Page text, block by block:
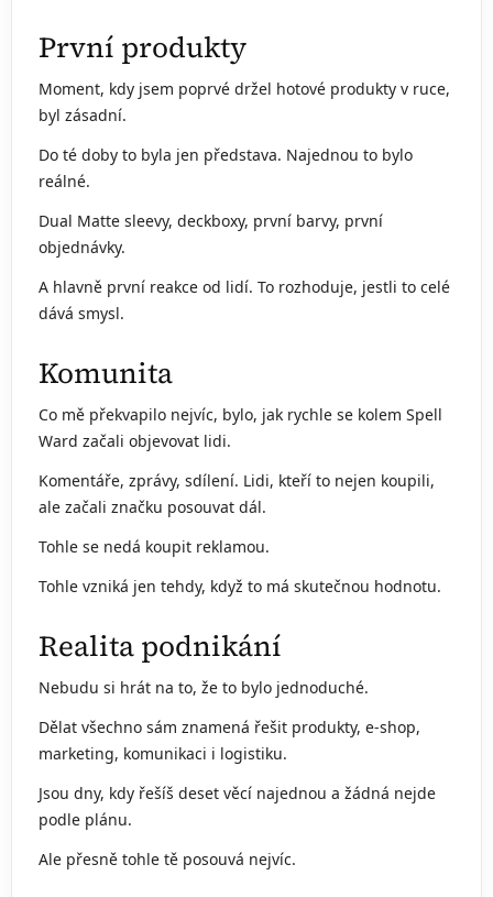
První produkty
Moment, kdy jsem poprvé držel hotové produkty v ruce,
byl zásadní.
Do té doby to byla jen představa. Najednou to bylo
reálné.
Dual Matte sleevy, deckboxy, první barvy, první
objednávky.
A hlavně první reakce od lidí. To rozhoduje, jestli to celé
dává smysl.
Komunita
Co mě překvapilo nejvíc, bylo, jak rychle se kolem Spell
Ward začali objevovat lidi.
Komentáře, zprávy, sdílení. Lidi, kteří to nejen koupili,
ale začali značku posouvat dál.
Tohle se nedá koupit reklamou.
Tohle vzniká jen tehdy, když to má skutečnou hodnotu.
Realita podnikání
Nebudu si hrát na to, že to bylo jednoduché.
Dělat všechno sám znamená řešit produkty, e-shop,
marketing, komunikaci i logistiku.
Jsou dny, kdy řešíš deset věcí najednou a žádná nejde
podle plánu.
Ale přesně tohle tě posouvá nejvíc.